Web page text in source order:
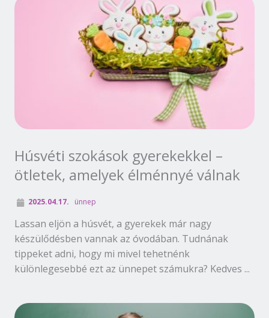
Húsvéti szokások gyerekekkel –
ötletek, amelyek élménnyé válnak
2025.04.17. ünnep
Lassan eljön a húsvét, a gyerekek már nagy
készülődésben vannak az óvodában. Tudnának
tippeket adni, hogy mi mivel tehetnénk
különlegesebbé ezt az ünnepet számukra? Kedves ...